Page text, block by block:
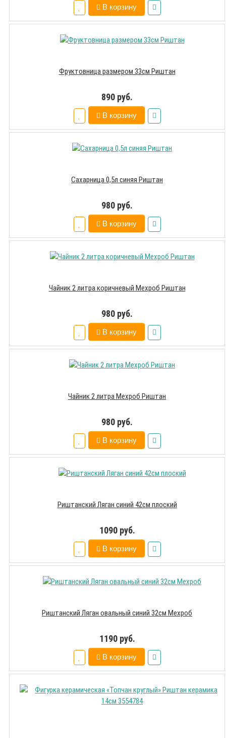
В корзину
Фруктовница размером 33см Риштан
890 руб.
В корзину
Сахарница 0,5л синяя Риштан
980 руб.
В корзину
Чайник 2 литра коричневый Мехроб Риштан
980 руб.
В корзину
Чайник 2 литра Мехроб Риштан
980 руб.
В корзину
Риштанский Ляган синий 42см плоский
1090 руб.
В корзину
Риштанский Ляган овальный синий 32см Мехроб
1190 руб.
В корзину